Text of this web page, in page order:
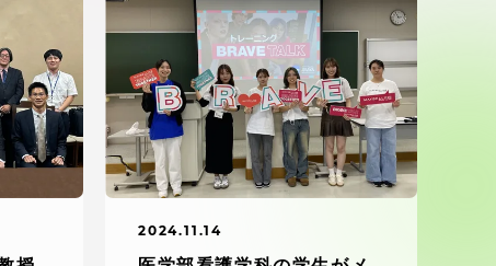
2024.11.14
スポーツインフォ
ToCoチャレ
海外研修航海